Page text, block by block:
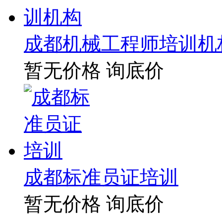
成都机械工程师培训机
暂无价格 询底价
成都标准员证培训
暂无价格 询底价